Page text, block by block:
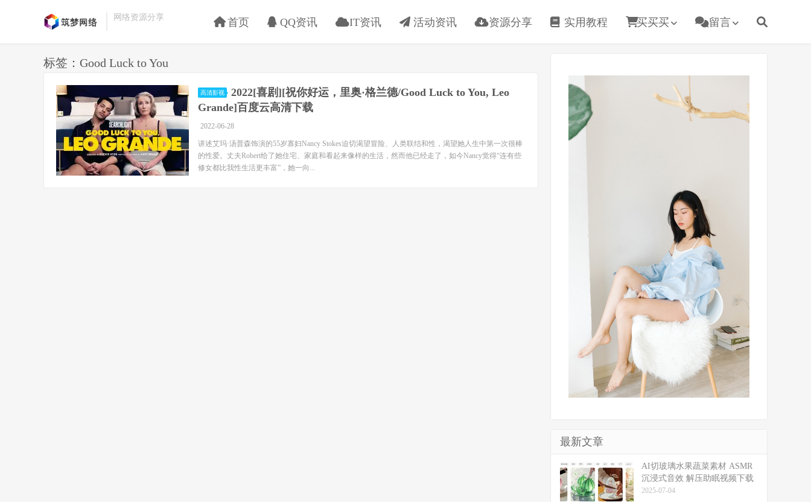
网络资源分享 首页 QQ资讯 IT资讯 活动资讯 资源分享 实用教程 买买买 留言
标签：Good Luck to You
高清影视
2022[喜剧][祝你好运，里奥·格兰德/Good Luck to You, Leo
Grande]百度云高清下载
2022-06-28
讲述艾玛·汤普森饰演的55岁寡妇Nancy Stokes迫切渴望冒险、人类联结和性，渴望她人生中第一次很棒
的性爱。丈夫Robert给了她住宅、家庭和看起来像样的生活，然而他已经走了，如今Nancy觉得“连有些
修女都比我性生活更丰富”，她一向...
最新文章
​​AI切玻璃水果蔬菜素材 ASMR
沉浸式音效 解压助眠视频下载
2025-07-04